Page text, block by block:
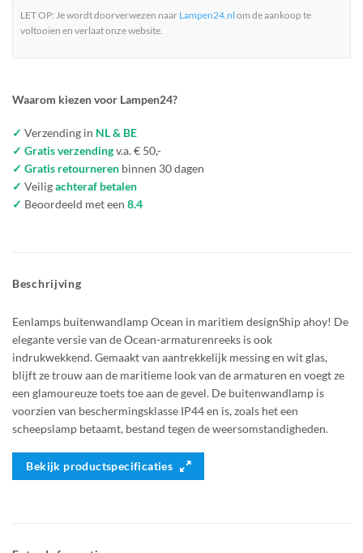
LET OP: Je wordt doorverwezen naar Lampen24.nl om de aankoop te
voltooien en verlaat onze website.
Waarom kiezen voor Lampen24?
✓ Verzending in NL & BE
✓ Gratis verzendingv.a. € 50,-
✓ Gratis retourneren binnen 30 dagen
✓ Veiligachteraf betalen
✓ Beoordeeld met een 8.4
Beschrijving
Eenlamps buitenwandlamp Ocean in maritiem designShip ahoy! De
elegante versie van de Ocean-armaturenreeks is ook
indrukwekkend. Gemaakt van aantrekkelijk messing en wit glas,
blijft ze trouw aan de maritieme look van de armaturen en voegt ze
een glamoureuze toets toe aan de gevel. De buitenwandlamp is
voorzien van beschermingsklasse IP44 en is, zoals het een
scheepslamp betaamt, bestand tegen de weersomstandigheden.
Bekijk productspecificaties